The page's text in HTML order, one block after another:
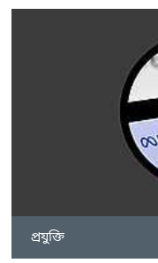
প্রযুক্তি